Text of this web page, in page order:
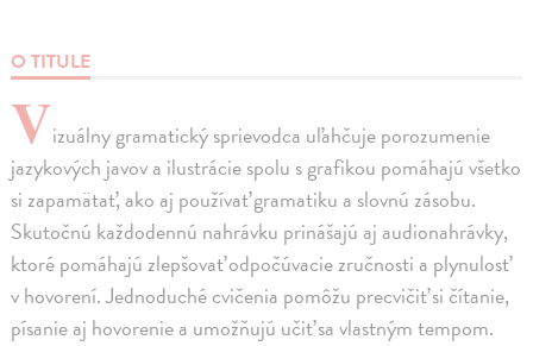
O TITULE
Vizuálny gramatický sprievodca uľahčuje porozumenie
jazykových javov a ilustrácie spolu s grafikou pomáhajú všetko
si zapamätať, ako aj používať gramatiku a slovnú zásobu.
Skutočnú každodennú nahrávku prinášajú aj audionahrávky,
ktoré pomáhajú zlepšovať odpočúvacie zručnosti a plynulosť
v hovorení. Jednoduché cvičenia pomôžu precvičiť si čítanie,
písanie aj hovorenie a umožňujú učiť sa vlastným tempom.